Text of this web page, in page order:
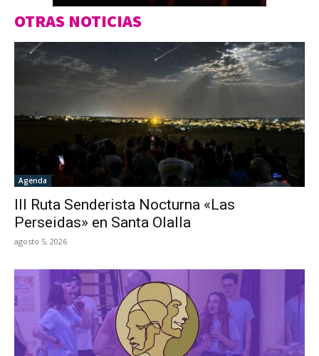
OTRAS NOTICIAS
Agenda
III Ruta Senderista Nocturna «Las
Perseidas» en Santa Olalla
agosto 5, 2026